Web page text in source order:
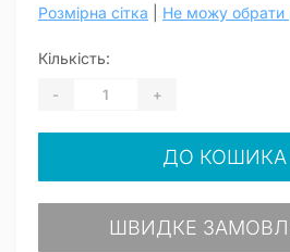
Розмірна сітка Не можу обрати
Кількість:
- +
ДО КОШИКА
ШВИДКЕ